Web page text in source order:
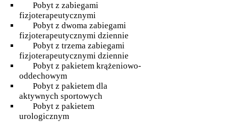
Pobyt z zabiegami
fizjoterapeutycznymi
Pobyt z dwoma zabiegami
fizjoterapeutycznymi dziennie
Pobyt z trzema zabiegami
fizjoterapeutycznymi dziennie
Pobyt z pakietem krążeniowo-
oddechowym
Pobyt z pakietem dla
aktywnych sportowych
Pobyt z pakietem
urologicznym